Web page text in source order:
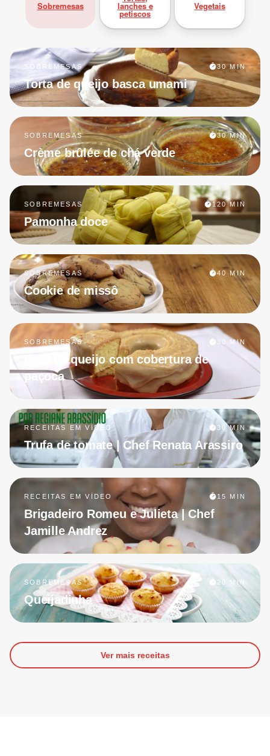
Sobremesas lanches e
petiscos
Vegetais
SOBREMESAS 30 MIN
Torta de queijo basca umami
SOBREMESAS 30 MIN
Crème brûlée de chá verde
SOBREMESAS 120 MIN
Pamonha doce
SOBREMESAS 40 MIN
Cookie de missô
SOBREMESAS 30 MIN
Bolo de queijo com cobertura de
paçoca
RECEITAS EM VÍDEO 30 MIN
Trufa de tomate | Chef Renata Arassiro
RECEITAS EM VÍDEO 15 MIN
Brigadeiro Romeu e Julieta | Chef
Jamille Andrez
SOBREMESAS 20 MIN
Queijadinha
Ver mais receitas